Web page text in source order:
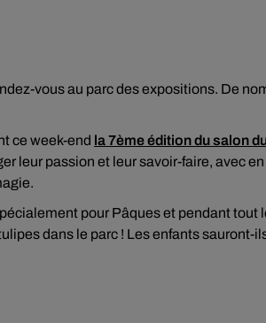
vous au parc des expositions. De
ce week-end la 7ème édition du salon
leur passion et leur savoir-faire, avec
pour Pâques et pendant tout
dans le parc ! Les enfants sauront-